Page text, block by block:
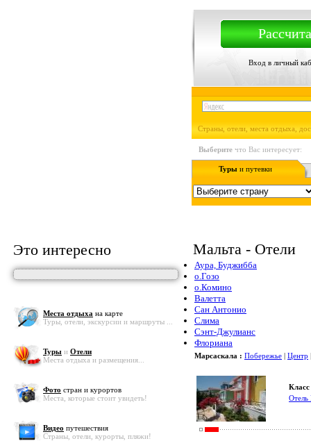
Вход в личный
Страны, отели, места отдыха,
Выберите что Вас интересует:
Туры и путевки
Это интересно
Места отдыха на карте
Туры, отели, экскурсии и маршруты ...
Туры и Отели
Места отдыха и размещения...
Фото стран и курортов
Места, которые стоит увидеть!
Видео путешествия
Страны, отели, курорты, пляжи!
Мальта - Отели
Аура, Буджибба
о.Гозо
о.Комино
Валетта
Сан Антонио
Слима
Сэнт-Джулианс
Флориана
Марсаскала : Побережье | Центр |
Отель